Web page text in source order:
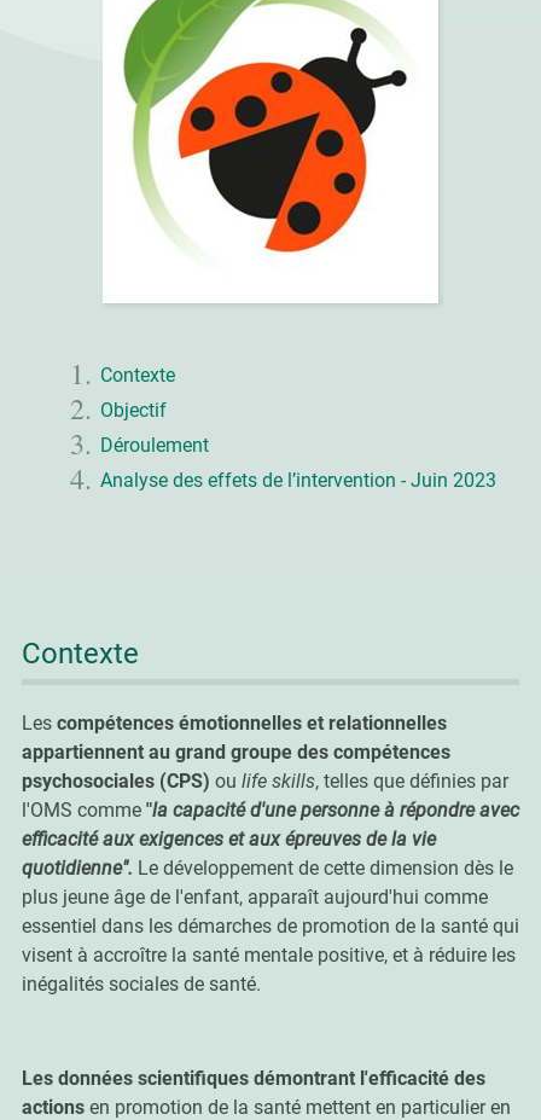
Contexte
Objectif
Déroulement
Analyse des effets de l’intervention - Juin 2023
Contexte
Les compétences émotionnelles et relationnelles
appartiennent au grand groupe des compétences
psychosociales (CPS) ou life skills, telles que définies par
l'OMS comme "la capacité d'une personne à répondre avec
efficacité aux exigences et aux épreuves de la vie
quotidienne". Le développement de cette dimension dès le
plus jeune âge de l'enfant, apparaît aujourd'hui comme
essentiel dans les démarches de promotion de la santé qui
visent à accroître la santé mentale positive, et à réduire les
inégalités sociales de santé.
Les données scientifiques démontrant l'efficacité des
actionsen promotion de la santé mettent en particulier en